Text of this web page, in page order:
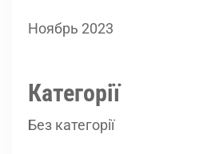
Ноябрь 2023
Категорії
Без категорії